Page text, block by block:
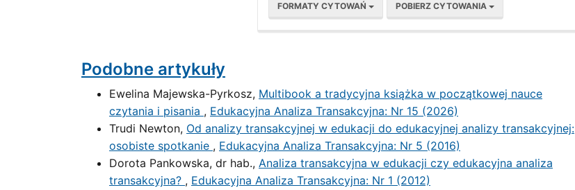
FORMATY CYTOWAŃ POBIERZ CYTOWANIA
Podobne artykuły
Ewelina Majewska-Pyrkosz, Multibook a tradycyjna książka w początkowej nauce
czytania i pisania , Edukacyjna Analiza Transakcyjna: Nr 15 (2026)
Trudi Newton, Od analizy transakcyjnej w edukacji do edukacyjnej analizy transakcyjnej:
osobiste spotkanie , Edukacyjna Analiza Transakcyjna: Nr 5 (2016)
Dorota Pankowska, dr hab., Analiza transakcyjna w edukacji czy edukacyjna analiza
transakcyjna? , Edukacyjna Analiza Transakcyjna: Nr 1 (2012)